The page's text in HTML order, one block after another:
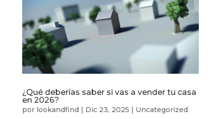
¿Qué deberías saber si vas a vender tu casa
en 2026?
por lookandfind | Dic 23, 2025 | Uncategorized